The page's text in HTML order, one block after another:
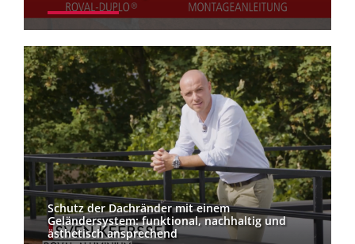
Schutz der Dachränder mit einem
Geländersystem: funktional, nachhaltig und
ästhetisch ansprechend